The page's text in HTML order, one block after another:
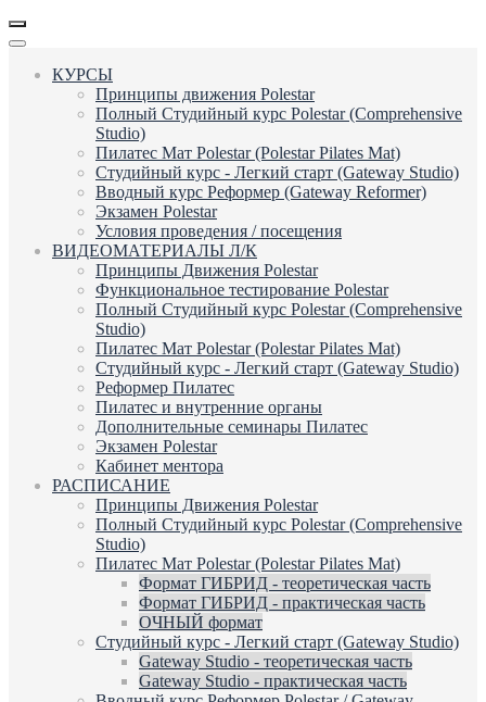
КУРСЫ
Принципы движения Polestar
Полный Студийный курс Polestar (Comprehensive
Studio)
Пилатес Мат Polestar (Polestar Pilates Mat)
Студийный курс - Легкий старт (Gateway Studio)
Вводный курс Реформер (Gateway Reformer)
Экзамен Polestar
Условия проведения / посещения
ВИДЕОМАТЕРИАЛЫ Л/К
Принципы Движения Polestar
Функциональное тестирование Polestar
Полный Студийный курс Polestar (Comprehensive
Studio)
Пилатес Мат Polestar (Polestar Pilates Mat)
Студийный курс - Легкий старт (Gateway Studio)
Реформер Пилатес
Пилатес и внутренние органы
Дополнительные семинары Пилатес
Экзамен Polestar
Кабинет ментора
РАСПИСАНИЕ
Принципы Движения Polestar
Полный Студийный курс Polestar (Comprehensive
Studio)
Пилатес Мат Polestar (Polestar Pilates Mat)
Формат ГИБРИД - теоретическая часть
Формат ГИБРИД - практическая часть
ОЧНЫЙ формат
Студийный курс - Легкий старт (Gateway Studio)
Gateway Studio - теоретическая часть
Gateway Studio - практическая часть